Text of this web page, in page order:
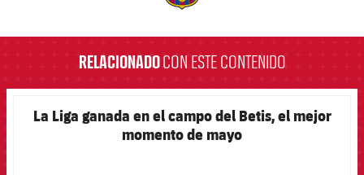
RELACIONADOCON ESTE CONTENIDO
FCB Barcelona badge
La Liga ganada en el campo del Betis, el mejor
momento de mayo